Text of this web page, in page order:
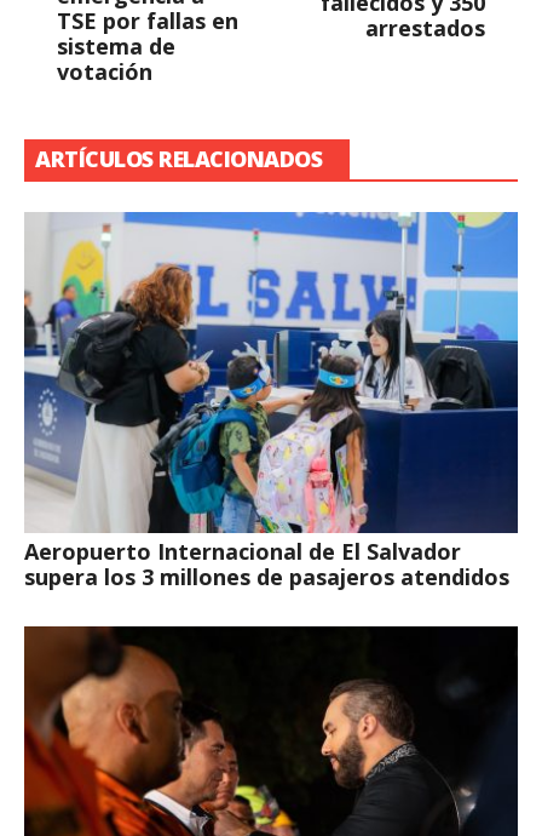
TSE por fallas en
sistema de
votación
arrestados
ARTÍCULOS RELACIONADOS
Aeropuerto Internacional de El Salvador
supera los 3 millones de pasajeros atendidos